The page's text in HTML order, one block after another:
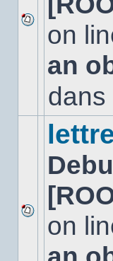
Aucun
nouveau
message
non-
dans
sujet.
on
an
dans
Aucun
nouveau
message
on